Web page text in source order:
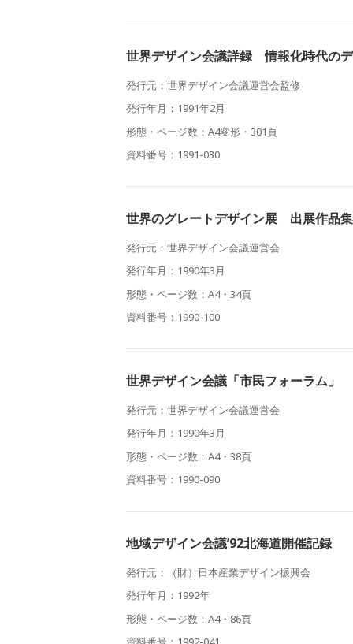
世界デザイン会議詳録 情報化時代の
発行元：世界デザイン会議運営会監修
発行年月：1991年2月
形態・ページ数：A4変形・301頁
資料番号：1991-030
世界のグレートデザイン展 出展作品集
発行元：世界デザイン会議運営会
発行年月：1990年3月
形態・ページ数：A4・34頁
資料番号：1990-100
世界デザイン会議「市民フォーラム」
発行元：世界デザイン会議運営会
発行年月：1990年3月
形態・ページ数：A4・38頁
資料番号：1990-090
地域デザイン会議’92北海道開催記録
発行元：（財）日本産業デザイン振興会
発行年月：1992年
形態・ページ数：A4・86頁